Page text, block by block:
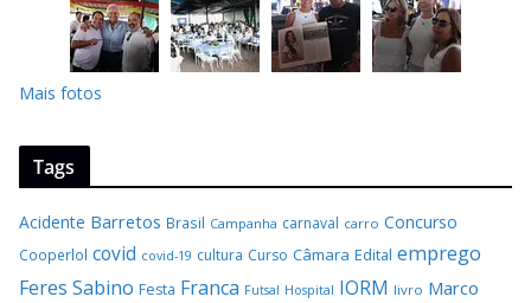
Mais fotos
Tags
Acidente Barretos Brasil Campanha carnaval carro Concurso
Cooperlol covid covid-19 cultura Curso Câmara Edital emprego
Feres Sabino Festa Franca Futsal Hospital IORM livro Marco